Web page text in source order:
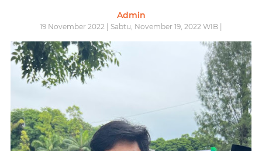
Admin
19 November 2022 | Sabtu, November 19, 2022 WIB |